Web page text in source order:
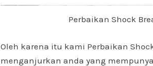
Perbaikan Shock
Oleh karena itu kami Perbaikan
menganjurkan anda yang